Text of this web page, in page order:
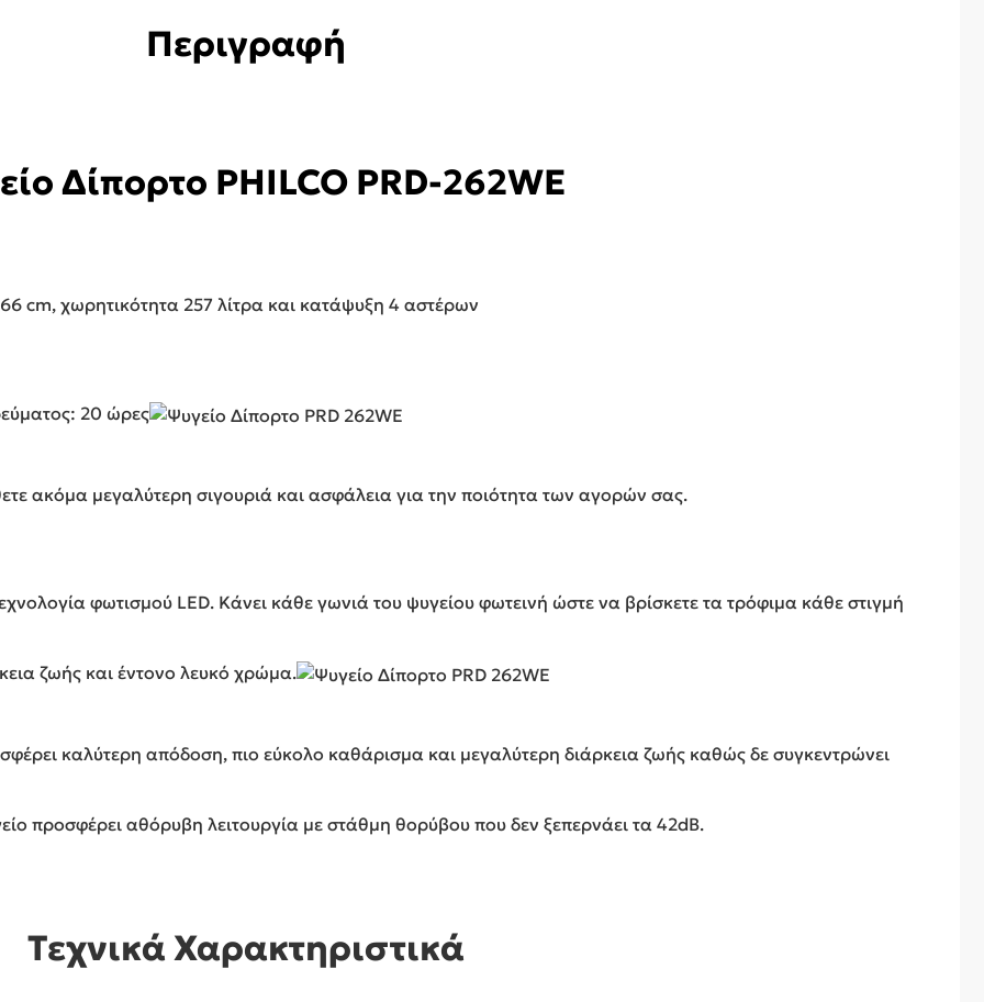
Περιγραφή
Δίπορτο PHILCO PRD-262WE
cm, χωρητικότητα 257 λίτρα και κατάψυξη 4 αστέρων
20 ώρες
ακόμα μεγαλύτερη σιγουριά και ασφάλεια για την ποιότητα των αγορών σας.
φωτισμού LED. Κάνει κάθε γωνιά του ψυγείου φωτεινή ώστε να βρίσκετε τα τρόφιμα κάθε στιγμή
ζωής και έντονο λευκό χρώμα.
καλύτερη απόδοση, πιο εύκολο καθάρισμα και μεγαλύτερη διάρκεια ζωής καθώς δε συγκεντρώνει
προσφέρει αθόρυβη λειτουργία με στάθμη θορύβου που δεν ξεπερνάει τα 42dB.
Τεχνικά Χαρακτηριστικά